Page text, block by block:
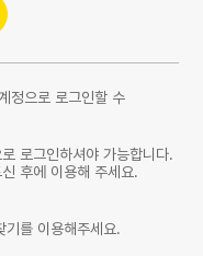
정으로 로그인할 수
로그인하셔야 가능합니다.
후에 이용해 주세요.
기를 이용해주세요.